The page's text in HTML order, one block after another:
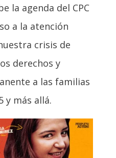
la agenda del CPC
a la atención
crisis de
derechos y
a las familias
y más allá.